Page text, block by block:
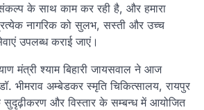
के साथ काम कर रही है, और हमारा
नागरिक को सुलभ, सस्ती और उच्च
उपलब्ध कराई जाएं।
मंत्री श्याम बिहारी जायसवाल ने आज
भीमराव अम्बेडकर स्मृति चिकित्सालय, रायपुर
सुदृढ़ीकरण और विस्तार के सम्बन्ध में आयोजित